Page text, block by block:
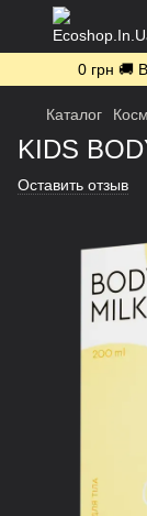
0 грн 🚚
Каталог
KIDS
Оставить отзыв